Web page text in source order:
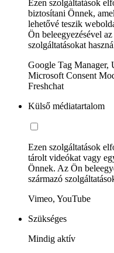
Ezen szolgáltatások
biztosítani Önnek,
lehetővé teszik
Ön beleegyezésével
szolgáltatásokat
Google Tag
Microsoft Consent
Freshchat
Külső médiatartalom
Ezen szolgáltatások
tárolt videókat vagy
Önnek. Az Ön
származó
Vimeo, YouTube
Szükséges
Mindig aktív